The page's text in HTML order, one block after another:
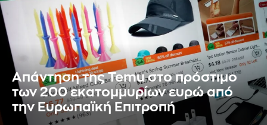
Απάντηση της Temu στο πρόστιμο
των 200 εκατομμυρίων ευρώ από
την Ευρωπαϊκή Επιτροπή